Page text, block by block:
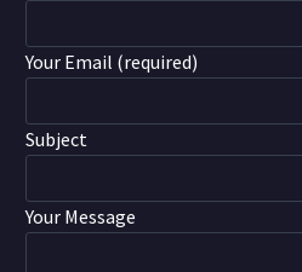
Your Email (required)
Subject
Your Message